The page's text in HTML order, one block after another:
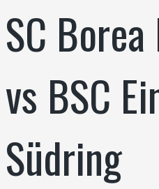
SC
vs BSC
Südring